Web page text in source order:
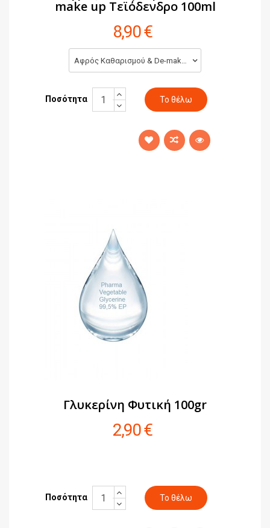
make up Τεϊόδενδρο 100ml
8,90 €
Αφρός Καθαρισμού & De-make up Τεϊόδενδρο 100ml (8,90 €)
Ποσότητα
Γλυκερίνη Φυτική 100gr
2,90 €
Ποσότητα